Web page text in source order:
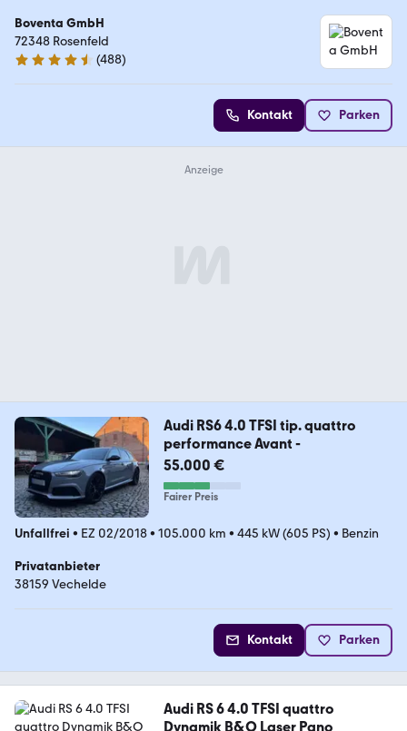
Boventa GmbH
72348 Rosenfeld
4.5 Sterne
(488)
Kontakt Parken
Audi RS6 4.0 TFSI tip. quattro
performance Avant -
55.000 €
Fairer Preis
Unfallfrei • EZ 02/2018• 105.000 km • 445 kW (605 PS) • Benzin
Privatanbieter
38159 Vechelde
Kontakt Parken
Audi RS 6 4.0 TFSI quattro
Dynamik B&O Laser Pano